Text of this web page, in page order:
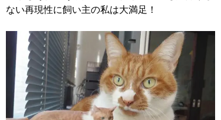
ない再現性に飼い主の私は大満足！